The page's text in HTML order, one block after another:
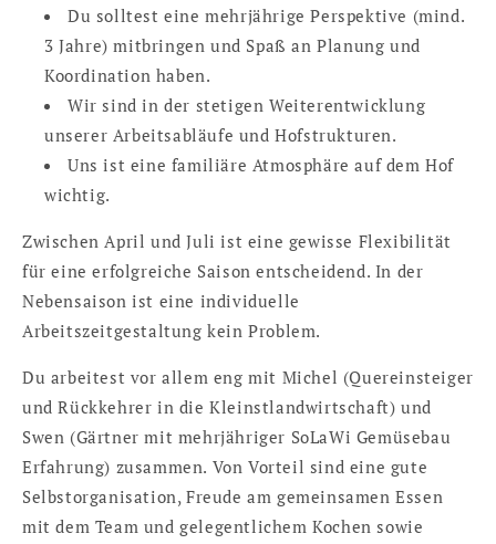
Du solltest eine mehrjährige Perspektive (mind.
3 Jahre) mitbringen und Spaß an Planung und
Koordination haben.
Wir sind in der stetigen Weiterentwicklung
unserer Arbeitsabläufe und Hofstrukturen.
Uns ist eine familiäre Atmosphäre auf dem Hof
wichtig.
Zwischen April und Juli ist eine gewisse Flexibilität
für eine erfolgreiche Saison entscheidend. In der
Nebensaison ist eine individuelle
Arbeitszeitgestaltung kein Problem.
Du arbeitest vor allem eng mit Michel (Quereinsteiger
und Rückkehrer in die Kleinstlandwirtschaft) und
Swen (Gärtner mit mehrjähriger SoLaWi Gemüsebau
Erfahrung) zusammen. Von Vorteil sind eine gute
Selbstorganisation, Freude am gemeinsamen Essen
mit dem Team und gelegentlichem Kochen sowie